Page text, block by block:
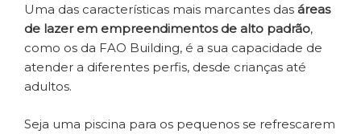
Uma das características mais marcantes das áreas
de lazer em empreendimentos de alto padrão,
como os da FAO Building, é a sua capacidade de
atender a diferentes perfis, desde crianças até
adultos.
Seja uma piscina para os pequenos se refrescarem